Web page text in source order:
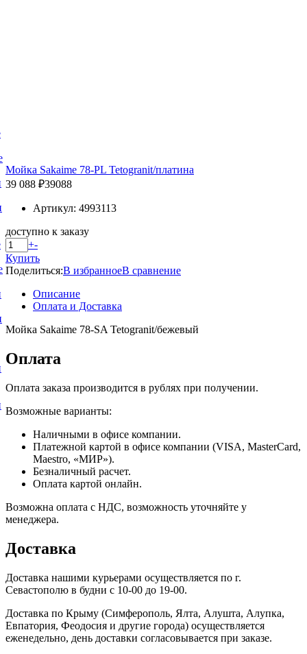
Мойка Sakaime 78-PL Tetogranit/платина
39 088 ₽39088
Артикул: 4993113
доступно к заказу
+-
Купить
Поделиться:В избранноеВ сравнение
Описание
Оплата и Доставка
Мойка Sakaime 78-SA Tetogranit/бежевый
Оплата
Оплата заказа производится в рублях при получении.
Возможные варианты:
Наличными в офисе компании.
Платежной картой в офисе компании (VISA, MasterCard,
Maestro, «МИР»).
Безналичный расчет.
Оплата картой онлайн.
Возможна оплата с НДС, возможность уточняйте у
менеджера.
Доставка
Доставка нашими курьерами осуществляется по г.
Севастополю в будни с 10-00 до 19-00.
Доставка по Крыму (Симферополь, Ялта, Алушта, Алупка,
Евпатория, Феодосия и другие города) осуществляется
еженедельно, день доставки согласовывается при заказе.